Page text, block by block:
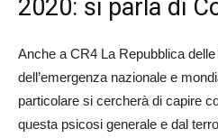
2020: si parla di
Anche a CR4 La Repubblica
dell’emergenza nazionale e
particolare si cercherà di capire
questa psicosi generale e dal